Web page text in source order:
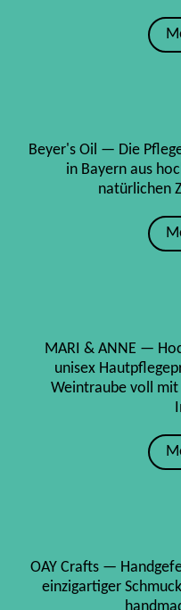
Beyer's Oil — Die
in Bayern aus
natürlichen
MARI & ANNE —
unisex
Weintraube voll
OAY Crafts —
einzigartiger